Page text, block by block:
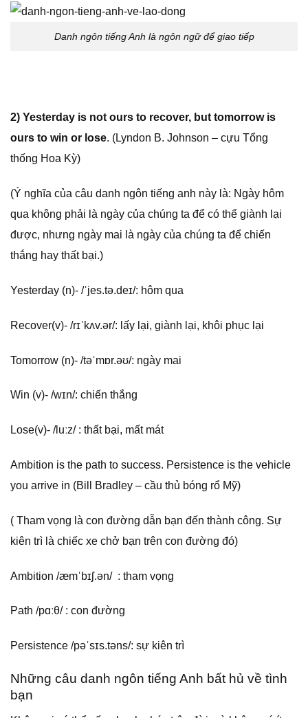
Danh ngôn tiếng Anh là ngôn ngữ để giao tiếp
2) Yesterday is not ours to recover, but tomorrow is
ours to win or lose. (Lyndon B. Johnson – cựu Tổng
thống Hoa Kỳ)
(Ý nghĩa của câu danh ngôn tiếng anh này là: Ngày hôm
qua không phải là ngày của chúng ta để có thể giành lại
được, nhưng ngày mai là ngày của chúng ta để chiến
thắng hay thất bại.)
Yesterday (n)- /ˈjes.tə.deɪ/: hôm qua
Recover(v)- /rɪˈkʌv.ər/: lấy lại, giành lại, khôi phục lại
Tomorrow (n)- /təˈmɒr.əʊ/: ngày mai
Win (v)- /wɪn/: chiến thắng
Lose(v)- /luːz/ : thất bại, mất mát
Ambition is the path to success. Persistence is the vehicle
you arrive in (Bill Bradley – cầu thủ bóng rổ Mỹ)
( Tham vọng là con đường dẫn bạn đến thành công. Sự
kiên trì là chiếc xe chở bạn trên con đường đó)
Ambition /æmˈbɪʃ.ən/ : tham vọng
Path /pɑːθ/ : con đường
Persistence /pəˈsɪs.təns/: sự kiên trì
Những câu danh ngôn tiếng Anh bất hủ về tình
bạn